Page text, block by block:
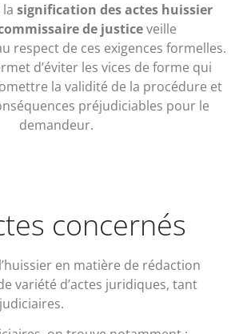
signification des actes huissier
de justiceveille
respect de ces exigences formelles.
d’éviter les vices de forme qui
la validité de la procédure et
préjudiciables pour le
demandeur.
concernés
en matière de rédaction
variété d’actes juridiques, tant